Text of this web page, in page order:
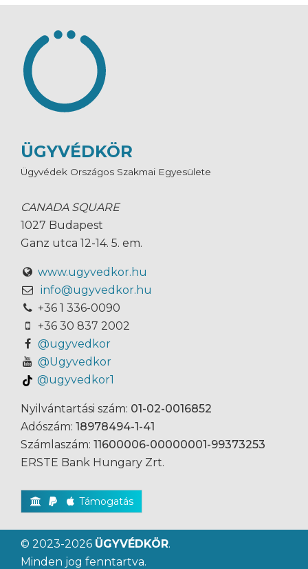
ÜGYVÉDKÖR
Ügyvédek Országos Szakmai Egyesülete
CANADA SQUARE
1027 Budapest
Ganz utca 12-14. 5. em.
www.ugyvedkor.hu
info@ugyvedkor.hu
+36 1 336-0090
+36 30 837 2002
@ugyvedkor
@Ugyvedkor
@ugyvedkor1
Nyilvántartási szám: 01-02-0016852
Adószám: 18978494-1-41
Számlaszám: 11600006-00000001-99373253
ERSTE Bank Hungary Zrt.
Támogatás
© 2023-2026 ÜGYVÉDKÖR.
Minden jog fenntartva.